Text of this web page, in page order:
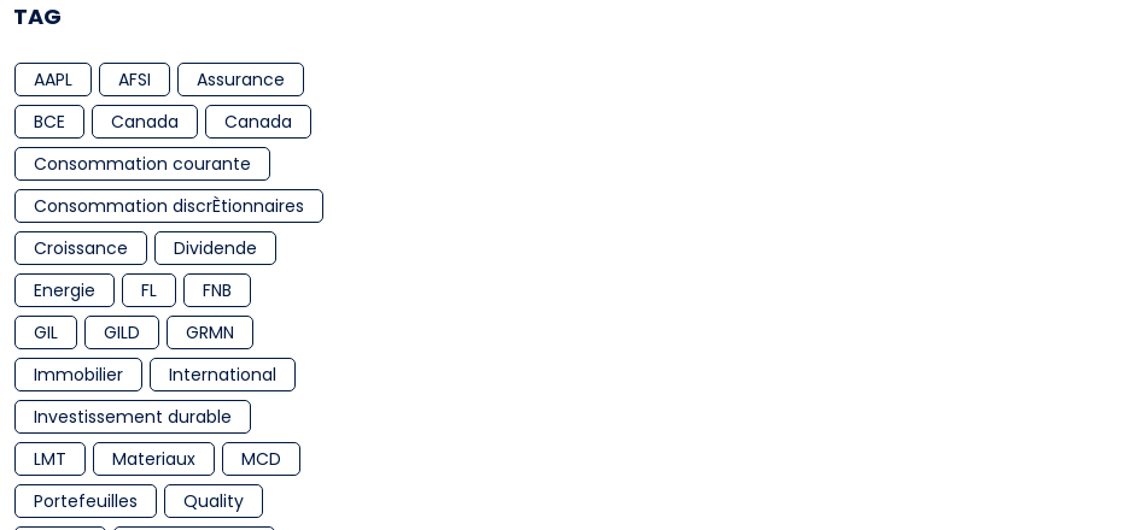
TAG
AAPL AFSI
Assurance
BCE
Canada
Canada
Consommation courante
Consommation discrÈtionnaires
Croissance
Dividende
Energie
FL
FNB
GIL
GILD
GRMN
Immobilier
International
Investissement durable
LMT
Materiaux
MCD
Portefeuilles
Quality